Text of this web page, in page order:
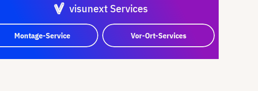
visunext Services
Montage-Service Vor-Ort-Services